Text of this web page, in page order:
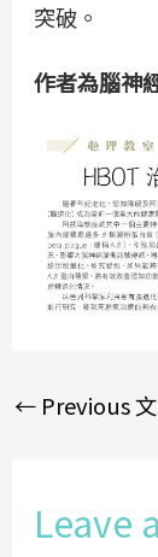
突破。
作者為腦神
←Previous
Leave